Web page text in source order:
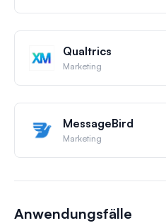
Qualtrics
Marketing
MessageBird
Marketing
Anwendungsfälle